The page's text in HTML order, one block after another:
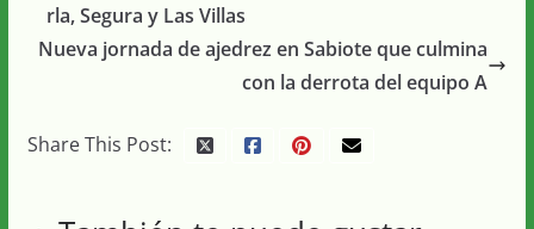
rla, Segura y Las Villas
Nueva jornada de ajedrez en Sabiote que culmina
con la derrota del equipo A
Share This Post: